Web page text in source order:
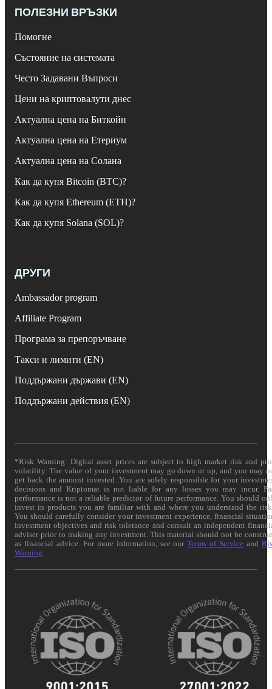
ПОЛЕЗНИ ВРЪЗКИ
Помогне
Състояние на системата
Често Задавани Въпроси
Цени на криптовалути днес
Актуална цена на Биткойн
Актуална цена на Етериум
Актуална цена на Солана
Как да купя Bitcoin (BTC)?
Как да купя Ethereum (ETH)?
Как да купя Solana (SOL)?
ДРУГИ
Ambassador program
Affiliate Program
Програма за препоръчване
Такси и лимити (EN)
Поддържани държави (EN)
Поддържани действия (EN)
*Risk Warning: Digital asset prices are subject to high market risk and
volatility. The value of your investment may go down or up, and you may
get back the amount invested. You are solely responsible for your
decisions and Kriptomat is not liable for any losses you may incur.
performance is not a reliable predictor of future performance. You should
invest in products you are familiar with and where you understand the
You should carefully consider your investment experience, financial
investment objectives and risk tolerance and consult an independent
adviser prior to making any investment. This material should not be
as financial advice. For more information, see ourTerms of Service and
Warning